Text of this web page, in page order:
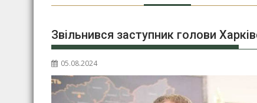
Звільнився заступник голови
05.08.2024